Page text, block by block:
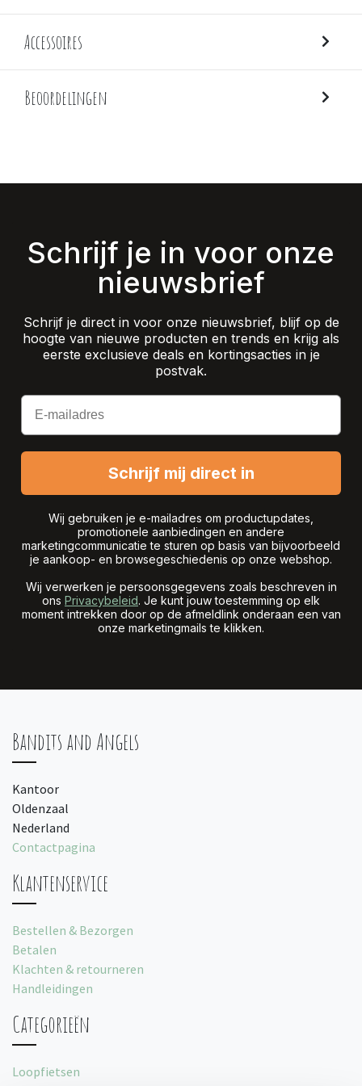
Accessoires
Beoordelingen
Schrijf je in voor onze
nieuwsbrief
Schrijf je direct in voor onze nieuwsbrief, blijf op de
hoogte van nieuwe producten en trends en krijg als
eerste exclusieve deals en kortingsacties in je
postvak.
Email
Schrijf mij direct in
Wij gebruiken je e-mailadres om productupdates,
promotionele aanbiedingen en andere
marketingcommunicatie te sturen op basis van bijvoorbeeld
je aankoop- en browsegeschiedenis op onze webshop.
Wij verwerken je persoonsgegevens zoals beschreven in
ons Privacybeleid. Je kunt jouw toestemming op elk
moment intrekken door op de afmeldlink onderaan een van
onze marketingmails te klikken.
Bandits and Angels
Kantoor
Oldenzaal
Nederland
Contactpagina
Klantenservice
Bestellen & Bezorgen
Betalen
Klachten & retourneren
Handleidingen
Categorieën
Loopfietsen